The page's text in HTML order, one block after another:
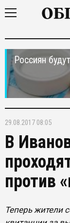
Россиян
29.08.2017 08:05
В
против
Теперь жители